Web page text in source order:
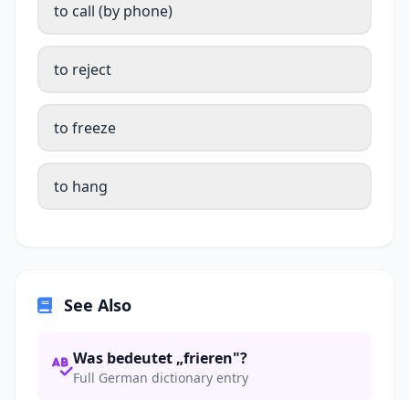
to call (by phone)
to reject
to freeze
to hang
See Also
Was bedeutet „frieren"?
Full German dictionary entry